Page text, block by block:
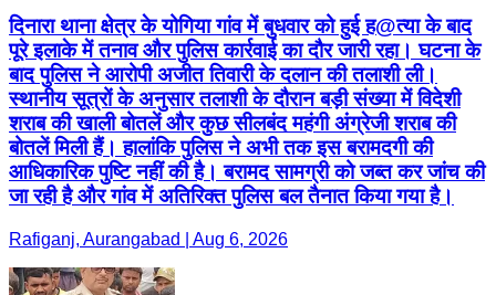
दिनारा थाना क्षेत्र के योगिया गांव में बुधवार को हुई ह@त्या के बाद
पूरे इलाके में तनाव और पुलिस कार्रवाई का दौर जारी रहा। घटना के
बाद पुलिस ने आरोपी अजीत तिवारी के दलान की तलाशी ली।
स्थानीय सूत्रों के अनुसार तलाशी के दौरान बड़ी संख्या में विदेशी
शराब की खाली बोतलें और कुछ सीलबंद महंगी अंग्रेजी शराब की
बोतलें मिली हैं। हालांकि पुलिस ने अभी तक इस बरामदगी की
आधिकारिक पुष्टि नहीं की है। बरामद सामग्री को जब्त कर जांच की
जा रही है और गांव में अतिरिक्त पुलिस बल तैनात किया गया है।
Rafiganj, Aurangabad | Aug 6, 2026